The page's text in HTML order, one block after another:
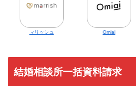
マリッシュ Omiai
結婚相談所一括資料請求